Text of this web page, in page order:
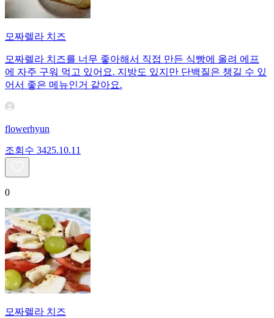
모짜렐라 치즈
모짜렐라 치즈를 너무 좋아해서 직접 만든 식빵에 올려 에프
에 자주 구워 먹고 있어요. 지방도 있지만 단백질은 챙길 수 있
어서 좋은 메뉴인거 같아요.
flowerhyun
조회수 3425.10.11
0
모짜렐라 치즈